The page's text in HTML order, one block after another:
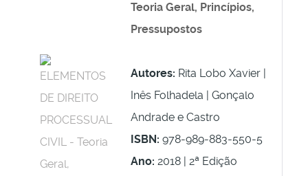
Teoria Geral, Princípios,
Pressupostos
Autores: Rita Lobo Xavier |
Inês Folhadela | Gonçalo
Andrade e Castro
ISBN: 978-989-883-550-5
Ano: 2018 | 2ª Edição